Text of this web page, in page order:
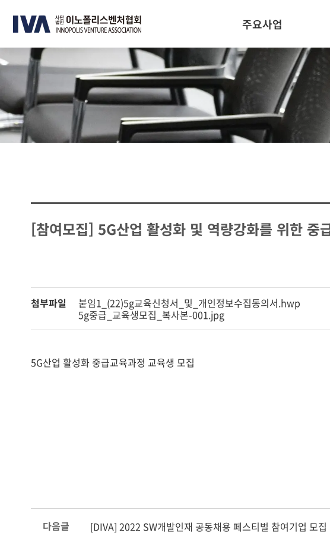
주요사업
[참여모집] 5G산업 활성화 및 역량강화를 위한 중
첨부파일
붙임1_(22)5g교육신청서_및_개인정보수집동의서.hwp
5g중급_교육생모집_복사본-001.jpg
5G산업 활성화 중급교육과정 교육생 모집
다음글 [DIVA] 2022 SW개발인재 공동채용 페스티벌 참여기업 모